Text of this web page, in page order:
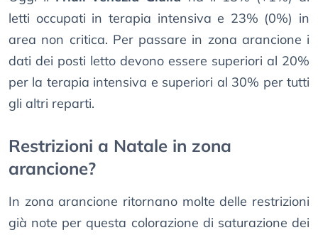
letti occupati in terapia intensiva e 23% (0%) in
area non critica. Per passare in zona arancione i
dati dei posti letto devono essere superiori al 20%
per la terapia intensiva e superiori al 30% per tutti
gli altri reparti.
Restrizioni a Natale in zona
arancione?
In zona arancione ritornano molte delle restrizioni
già note per questa colorazione di saturazione dei